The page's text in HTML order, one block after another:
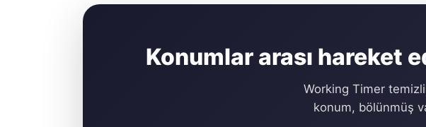
Konumlar arası hareket
Working Timer
konum, bölünmüş